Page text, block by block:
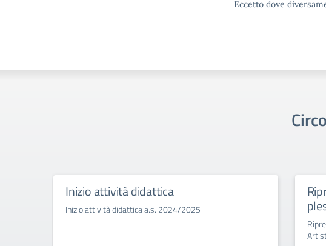
Eccetto dove
Inizio attività didattica
Inizio attività didattica a.s. 2024/2025